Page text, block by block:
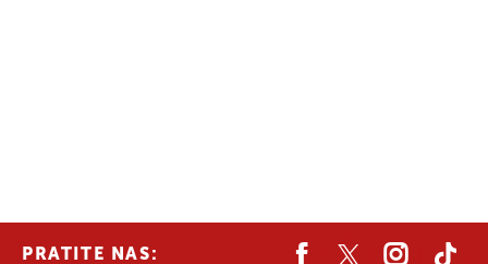
PRATITE NAS: